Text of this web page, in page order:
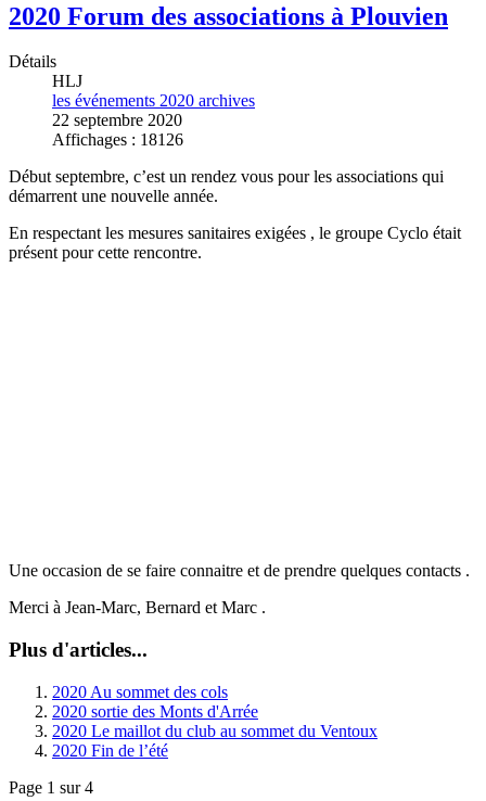
2020 Forum des associations à Plouvien
Détails
HLJ
les événements 2020 archives
22 septembre 2020
Affichages : 18126
Début septembre, c’est un rendez vous pour les associations qui
démarrent une nouvelle année.
En respectant les mesures sanitaires exigées , le groupe Cyclo était
présent pour cette rencontre.
Une occasion de se faire connaitre et de prendre quelques contacts .
Merci à Jean-Marc, Bernard et Marc .
Plus d'articles...
2020 Au sommet des cols
2020 sortie des Monts d'Arrée
2020 Le maillot du club au sommet du Ventoux
2020 Fin de l’été
Page 1 sur 4